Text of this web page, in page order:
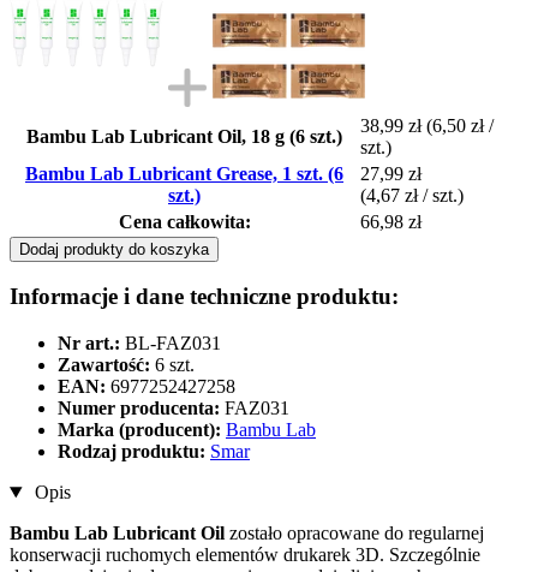
Bambu Lab Lubricant Oil, 18 g (6 szt.)
38,99 zł (6,50 zł /
szt.)
Bambu Lab Lubricant Grease, 1 szt. (6
szt.)
27,99 zł
(4,67 zł / szt.)
Cena całkowita:
66,98 zł
Dodaj produkty do koszyka
Informacje i dane techniczne produktu:
Nr art.: BL-FAZ031
Zawartość: 6 szt.
EAN: 6977252427258
Numer producenta: FAZ031
Marka (producent): Bambu Lab
Rodzaj produktu: Smar
Opis
Bambu Lab Lubricant Oil zostało opracowane do regularnej
konserwacji ruchomych elementów drukarek 3D. Szczególnie